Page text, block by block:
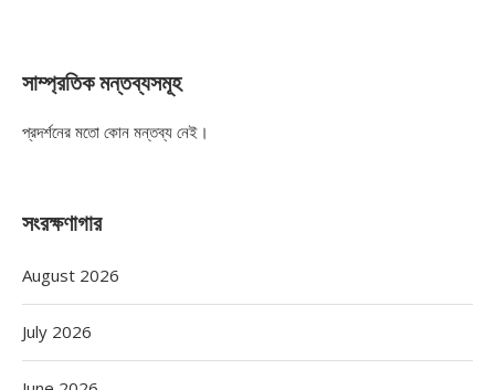
সাম্প্রতিক মন্তব্যসমূহ
প্রদর্শনের মতো কোন মন্তব্য নেই।
সংরক্ষণাগার
August 2026
July 2026